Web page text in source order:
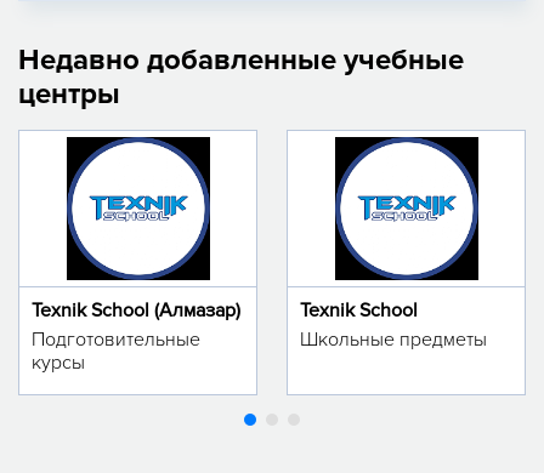
Недавно добавленные учебные
центры
Texnik School (Алмазар)
Подготовительные
курсы
Texnik School
Школьные предметы